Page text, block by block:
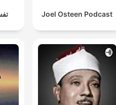
Joel Osteen Podcast